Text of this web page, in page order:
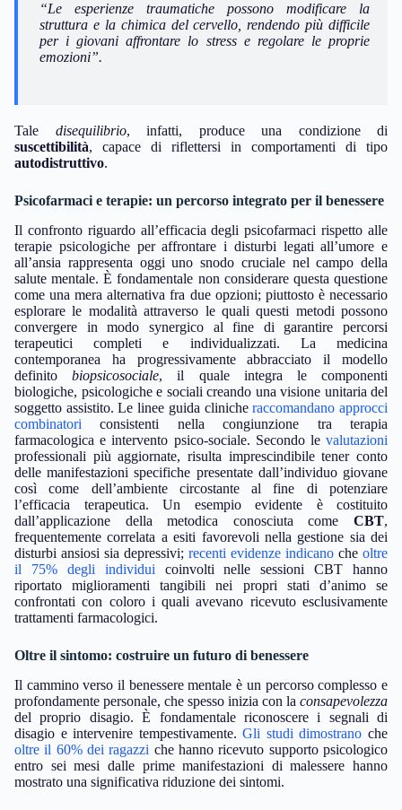
“Le esperienze traumatiche possono modificare la
struttura e la chimica del cervello, rendendo più difficile
per i giovani affrontare lo stress e regolare le proprie
emozioni”.
Tale disequilibrio, infatti, produce una condizione di
suscettibilità, capace di riflettersi in comportamenti di tipo
autodistruttivo.
Psicofarmaci e terapie: un percorso integrato per il benessere
Il confronto riguardo all’efficacia degli psicofarmaci rispetto alle
terapie psicologiche per affrontare i disturbi legati all’umore e
all’ansia rappresenta oggi uno snodo cruciale nel campo della
salute mentale. È fondamentale non considerare questa questione
come una mera alternativa fra due opzioni; piuttosto è necessario
esplorare le modalità attraverso le quali questi metodi possono
convergere in modo synergico al fine di garantire percorsi
terapeutici completi e individualizzati. La medicina
contemporanea ha progressivamente abbracciato il modello
definitobiopsicosociale, il quale integra le componenti
biologiche, psicologiche e sociali creando una visione unitaria del
soggetto assistito. Le linee guida clinicheraccomandano approcci
combinatori consistenti nella congiunzione tra terapia
farmacologica e intervento psico-sociale. Secondo le valutazioni
professionali più aggiornate, risulta imprescindibile tener conto
delle manifestazioni specifiche presentate dall’individuo giovane
così come dell’ambiente circostante al fine di potenziare
l’efficacia terapeutica. Un esempio evidente è costituito
dall’applicazione della metodica conosciuta come CBT,
frequentemente correlata a esiti favorevoli nella gestione sia dei
disturbi ansiosi sia depressivi; recenti evidenze indicano che oltre
il 75% degli individui coinvolti nelle sessioni CBT hanno
riportato miglioramenti tangibili nei propri stati d’animo se
confrontati con coloro i quali avevano ricevuto esclusivamente
trattamenti farmacologici.
Oltre il sintomo: costruire un futuro di benessere
Il cammino verso il benessere mentale è un percorso complesso e
profondamente personale, che spesso inizia con la consapevolezza
del proprio disagio. È fondamentale riconoscere i segnali di
disagio e intervenire tempestivamente.Gli studi dimostrano che
oltre il 60% dei ragazzi che hanno ricevuto supporto psicologico
entro sei mesi dalle prime manifestazioni di malessere hanno
mostrato una significativa riduzione dei sintomi.